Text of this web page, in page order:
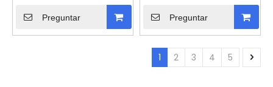
Preguntar Preguntar
1 2 3 4 5